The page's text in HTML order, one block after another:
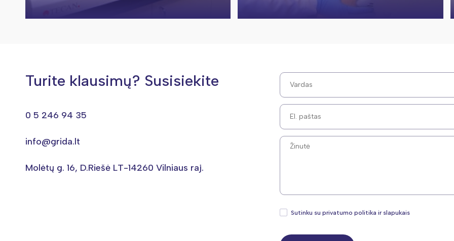
Turite klausimų? Susisiekite
0 5 246 94 35
info@grida.lt
Molėtų g. 16, D.Riešė LT-14260 Vilniaus raj.
Sutinku su privatumo politika ir slapukais